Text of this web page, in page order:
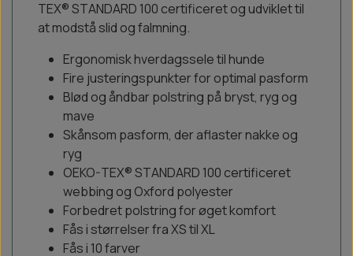
TEX® STANDARD 100 certificeret og udviklet til
at modstå slid og falmning.
Ergonomisk hverdagssele til hunde
Fire justeringspunkter for optimal pasform
Blød og åndbar polstring på bryst, ryg og
mave
Skånsom pasform, der aflaster nakke og
ryg
OEKO-TEX® STANDARD 100 certificeret
webbing og Oxford polyester
Forbedret polstring for øget komfort
Fås i størrelser fra XS til XL
Fås i 10 farver